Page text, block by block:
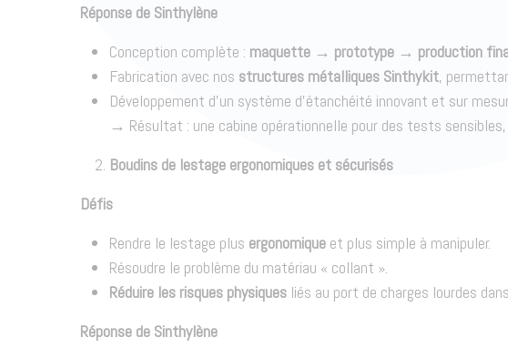
Réponse de Sinthylène
Conception complète : maquette → prototype → production
Fabrication avec nos structures métalliques Sinthykit,
Développement d’un système d’étanchéité innovant et sur
→ Résultat : une cabine opérationnelle pour des tests
Boudins de lestage ergonomiques et sécurisés
Défis
Rendre le lestage plus ergonomique et plus simple à manipuler.
Résoudre le problème du matériau « collant ».
Réduire les risques physiques liés au port de charges lourdes
Réponse de Sinthylène